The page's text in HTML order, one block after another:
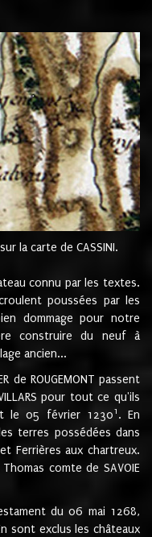
la carte de CASSINI.
connu par les textes.
poussées par les
dommage pour notre
construire du neuf à
ancien...
de ROUGEMONT passent
pour tout ce qu'ils
le 05 février 12301 . En
terres possédées dans
Ferrières aux chartreux.
comte de SAVOIE
du 06 mai 1268,
sont exclus les châteaux